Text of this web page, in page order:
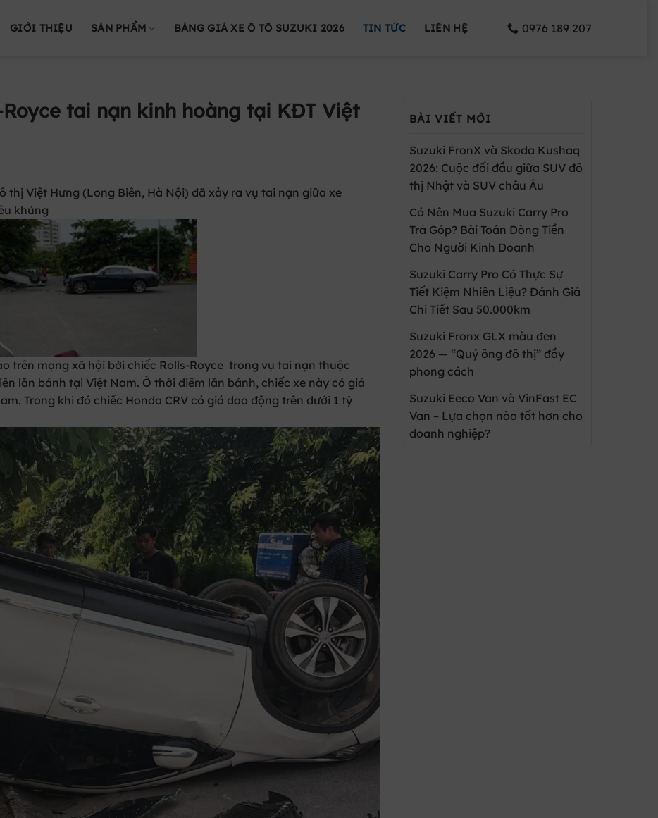
GIỚI THIỆU SẢN PHẨM BẢNG GIÁ XE Ô TÔ SUZUKI 2026 TIN TỨC LIÊN HỆ 0976 189 207
tai nạn kinh hoàng tại KĐT Việt
thị Việt Hưng (Long Biên, Hà Nội) đã xảy ra vụ tai nạn giữa xe
khủng
trên mạng xã hội bởi chiếc Rolls-Royce trong vụ tai nạn thuộc
lăn bánh tại Việt Nam. Ở thời điểm lăn bánh, chiếc xe này có giá
Trong khi đó chiếc Honda CRV có giá dao động trên dưới 1 tỷ
BÀI VIẾT MỚI
Suzuki FronX và Skoda Kushaq
2026: Cuộc đối đầu giữa SUV đô
thị Nhật và SUV châu Âu
Có Nên Mua Suzuki Carry Pro
Trả Góp? Bài Toán Dòng Tiền
Cho Người Kinh Doanh
Suzuki Carry Pro Có Thực Sự
Tiết Kiệm Nhiên Liệu? Đánh Giá
Chi Tiết Sau 50.000km
Suzuki Fronx GLX màu đen
2026 — “Quý ông đô thị” đầy
phong cách
Suzuki Eeco Van và VinFast EC
Van – Lựa chọn nào tốt hơn cho
doanh nghiệp?